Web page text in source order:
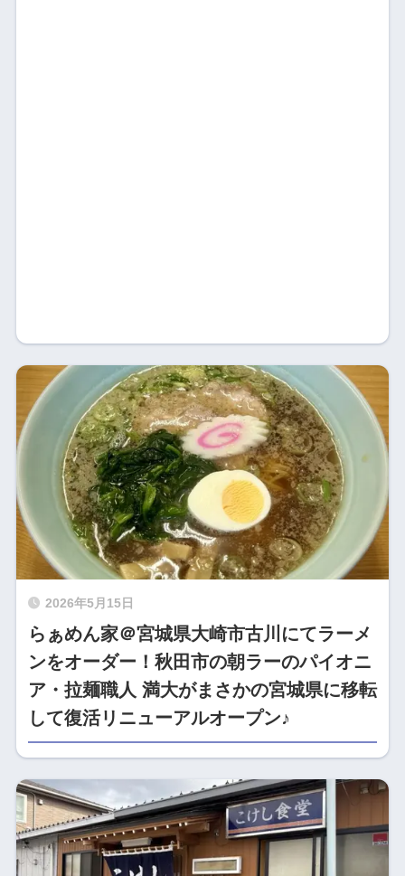
2026年5月15日
らぁめん家＠宮城県大崎市古川にてラーメ
ンをオーダー！秋田市の朝ラーのパイオニ
ア・拉麺職人 満大がまさかの宮城県に移転
して復活リニューアルオープン♪